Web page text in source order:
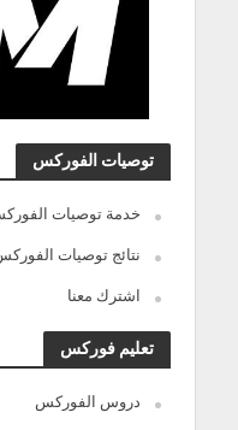
توصيات الفوركس
خدمة توصيات
نتائج توصيات
اشترك معنا
تعليم فوركس
دروس الفوركس